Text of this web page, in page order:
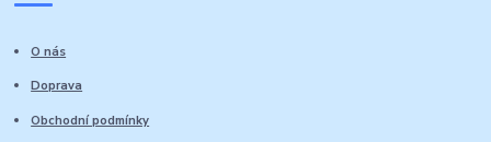
O nás
Doprava
Obchodní podmínky